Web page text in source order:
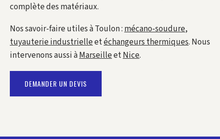
complète des matériaux.
Nos savoir-faire utiles à Toulon :mécano-soudure,
tuyauterie industrielleetéchangeurs thermiques. Nous
intervenons aussi àMarseilleetNice.
DEMANDER UN DEVIS